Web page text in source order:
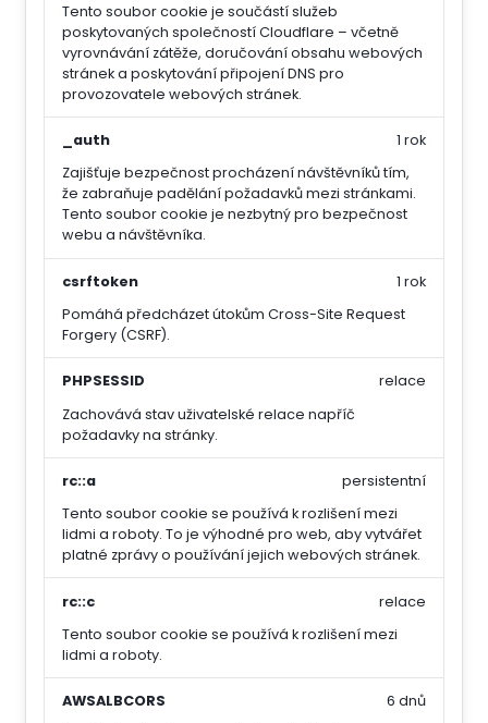
Tento soubor cookie je součástí služeb
poskytovaných společností Cloudflare – včetně
vyrovnávání zátěže, doručování obsahu webových
stránek a poskytování připojení DNS pro
provozovatele webových stránek.
_auth
Zajišťuje bezpečnost procházení návštěvníků tím,
že zabraňuje padělání požadavků mezi stránkami.
Tento soubor cookie je nezbytný pro bezpečnost
webu a návštěvníka.
1 rok
csrftoken
Pomáhá předcházet útokům Cross-Site Request
Forgery (CSRF).
1 rok
PHPSESSID
Zachovává stav uživatelské relace napříč
požadavky na stránky.
relace
rc::a
Tento soubor cookie se používá k rozlišení mezi
lidmi a roboty. To je výhodné pro web, aby vytvářet
platné zprávy o používání jejich webových stránek.
persistentní
rc::c
Tento soubor cookie se používá k rozlišení mezi
lidmi a roboty.
relace
AWSALBCORS
6 dnů